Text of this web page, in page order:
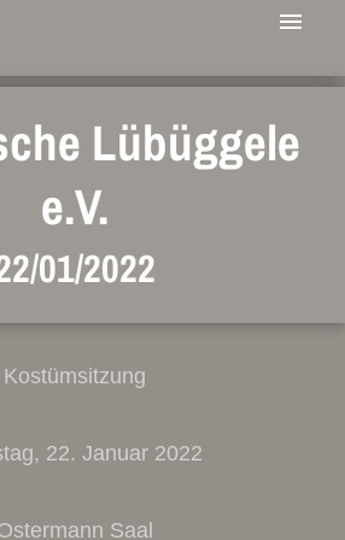
Lübüggele
e.V.
01/2022
Kostümsitzung
22. Januar 2022
Saal